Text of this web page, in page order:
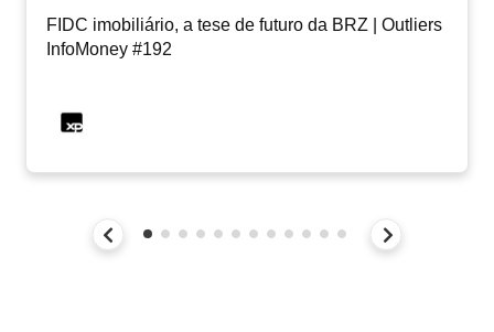
FIDC imobiliário, a tese de futuro da BRZ | Outliers
InfoMoney #192